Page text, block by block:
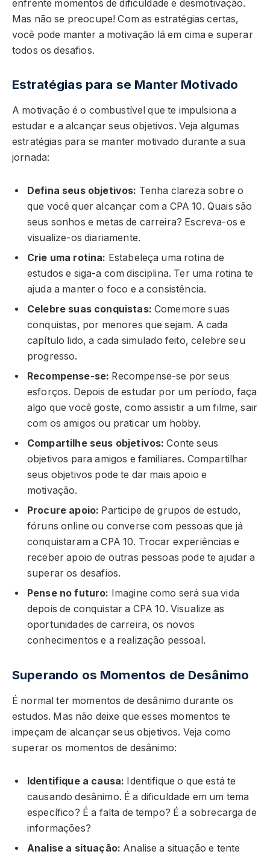
enfrente momentos de dificuldade e desmotivação.
Mas não se preocupe! Com as estratégias certas,
você pode manter a motivação lá em cima e superar
todos os desafios.
Estratégias para se Manter Motivado
A motivação é o combustível que te impulsiona a
estudar e a alcançar seus objetivos. Veja algumas
estratégias para se manter motivado durante a sua
jornada:
Defina seus objetivos: Tenha clareza sobre o
que você quer alcançar com a CPA 10. Quais são
seus sonhos e metas de carreira? Escreva-os e
visualize-os diariamente.
Crie uma rotina: Estabeleça uma rotina de
estudos e siga-a com disciplina. Ter uma rotina te
ajuda a manter o foco e a consistência.
Celebre suas conquistas: Comemore suas
conquistas, por menores que sejam. A cada
capítulo lido, a cada simulado feito, celebre seu
progresso.
Recompense-se: Recompense-se por seus
esforços. Depois de estudar por um período, faça
algo que você goste, como assistir a um filme, sair
com os amigos ou praticar um hobby.
Compartilhe seus objetivos: Conte seus
objetivos para amigos e familiares. Compartilhar
seus objetivos pode te dar mais apoio e
motivação.
Procure apoio: Participe de grupos de estudo,
fóruns online ou converse com pessoas que já
conquistaram a CPA 10. Trocar experiências e
receber apoio de outras pessoas pode te ajudar a
superar os desafios.
Pense no futuro: Imagine como será sua vida
depois de conquistar a CPA 10. Visualize as
oportunidades de carreira, os novos
conhecimentos e a realização pessoal.
Superando os Momentos de Desânimo
É normal ter momentos de desânimo durante os
estudos. Mas não deixe que esses momentos te
impeçam de alcançar seus objetivos. Veja como
superar os momentos de desânimo:
Identifique a causa: Identifique o que está te
causando desânimo. É a dificuldade em um tema
específico? É a falta de tempo? É a sobrecarga de
informações?
Analise a situação: Analise a situação e tente